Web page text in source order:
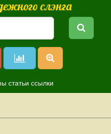
слэнга
статьи ссылки